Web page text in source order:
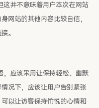
并不意味着用户本次在网站
网站的其他内容比较自信，
。
应该采用让保持轻松、幽默
况下，应该让用户告别紧张
以让访客保持愉悦的心情和